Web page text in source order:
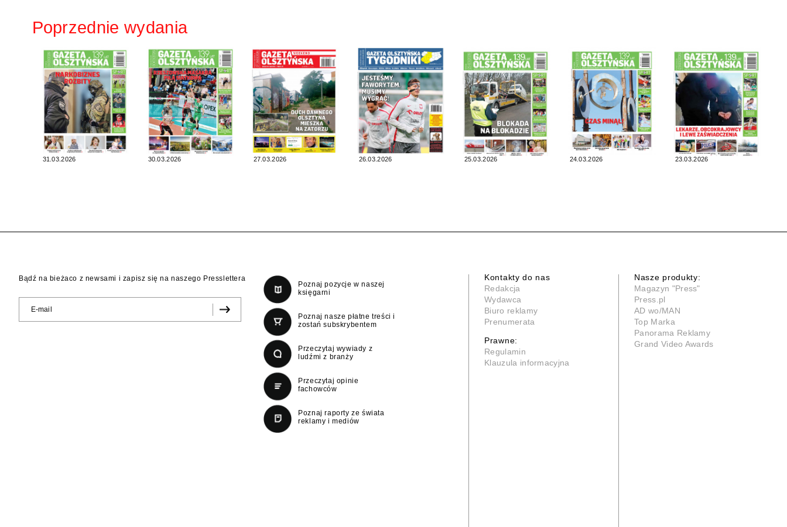
Poprzednie wydania
31.03.2026 30.03.2026 27.03.2026 26.03.2026 25.03.2026 24.03.2026 23.03.2026
Bądź na bieżaco z newsami i zapisz się na naszego Presslettera
Poznaj pozycje w naszej
księgarni
Poznaj nasze płatne treści i
zostań subskrybentem
Przeczytaj wywiady z
ludźmi z branży
Przeczytaj opinie
fachowców
Poznaj raporty ze świata
reklamy i mediów
Kontakty do nas
Redakcja
Wydawca
Biuro reklamy
Prenumerata
Prawne:
Regulamin
Klauzula informacyjna
Nasze produkty:
Magazyn "Press"
Press.pl
AD wo/MAN
Top Marka
Panorama Reklamy
Grand Video Awards